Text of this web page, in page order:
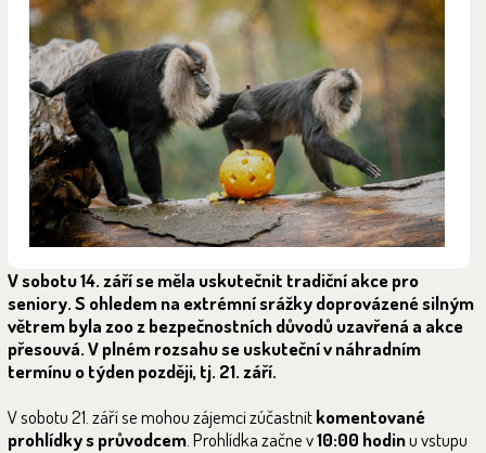
V sobotu 14. září se měla uskutečnit tradiční akce pro
seniory. S ohledem na extrémní srážky doprovázené silným
větrem byla zoo z bezpečnostních důvodů uzavřená a akce
přesouvá. V plném rozsahu se uskuteční v náhradním
termínu o týden později, tj. 21. září.
V sobotu 21. září se mohou zájemci zúčastnitkomentované
prohlídky s průvodcem. Prohlídka začne v10:00 hodinu vstupu